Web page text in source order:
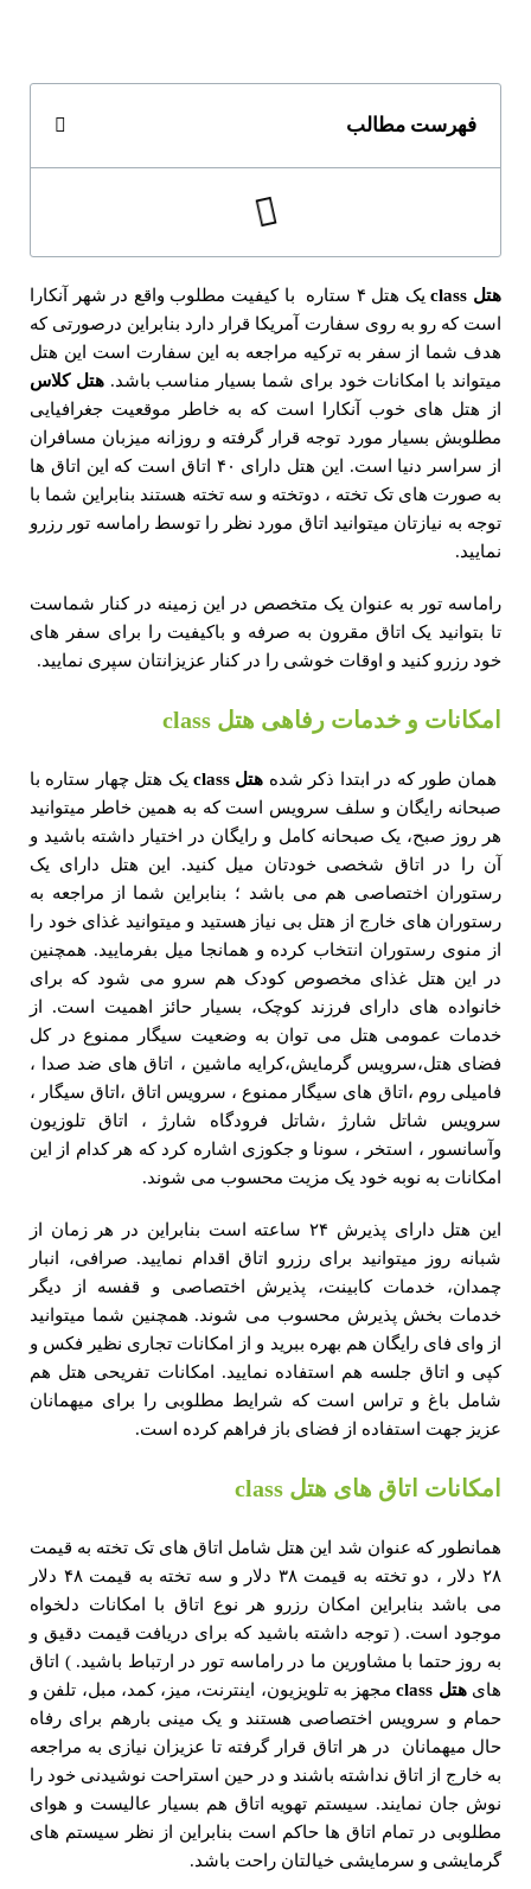
فهرست مطالب
هتل class
یک هتل ۴ ستاره ‌ با کیفیت مطلوب واقع در شهر آنکارا
است که رو به روی سفارت آمریکا قرار دارد بنابراین درصورتی که
هدف شما از سفر به ترکیه مراجعه به این سفارت است این هتل
میتواند با امکانات خود برای شما بسیار مناسب باشد.هتل کلاس
از هتل های خوب آنکارا است که به خاطر موقعیت جغرافیایی
مطلوبش بسیار مورد توجه قرار گرفته و روزانه میزبان مسافران
از سراسر دنیا است. این هتل دارای ۴۰ اتاق است که این اتاق ها
به صورت های تک تخته ، دوتخته و سه تخته هستند بنابراین شما با
توجه به نیازتان میتوانید اتاق مورد نظر را توسط راماسه تور رزرو
نمایید.
راماسه تور به عنوان یک متخصص در این زمینه در کنار شماست
تا بتوانید یک اتاق مقرون به صرفه و باکیفیت را برای سفر های
خود رزرو کنید و اوقات خوشی را در کنار عزیزانتان سپری نمایید.
امکانات و خدمات رفاهی هتل class
همان طور که در ابتدا ذکر شده هتلclass یک هتل چهار ستاره با
صبحانه رایگان و سلف سرویس است که به همین خاطر میتوانید
هر روز صبح، یک صبحانه کامل و رایگان در اختیار داشته باشید و
آن را در اتاق شخصی خودتان میل کنید. این هتل دارای یک
رستوران اختصاصی هم می باشد ؛ بنابراین شما از مراجعه به
رستوران های خارج از هتل بی نیاز هستید و میتوانید غذای خود را
از منوی رستوران انتخاب کرده و همانجا میل بفرمایید. همچنین
در این هتل غذای مخصوص کودک هم سرو می شود که برای
خانواده های دارای فرزند کوچک، بسیار حائز اهمیت است. از
خدمات عمومی هتل می توان به وضعیت سیگار ممنوع در کل
فضای هتل،سرویس گرمایش،کرایه ماشین ، اتاق های ضد صدا ،
فامیلی روم ،اتاق های سیگار ممنوع ، سرویس اتاق ،اتاق سیگار ،
سرویس شاتل شارژ ،شاتل فرودگاه شارژ ، اتاق تلوزیون
وآسانسور ، استخر ، سونا و جکوزی اشاره کرد که هر کدام از این
امکانات به نوبه خود یک مزیت محسوب می شوند.
این هتل دارای پذیرش ۲۴ ساعته است بنابراین در هر زمان از
شبانه روز میتوانید برای رزرو اتاق اقدام نمایید. صرافی، انبار
چمدان، خدمات کابینت، پذیرش اختصاصی و قفسه از دیگر
خدمات بخش پذیرش محسوب می شوند. همچنین شما میتوانید
از وای فای رایگان هم بهره ببرید و از امکانات تجاری نظیر فکس و
کپی و اتاق جلسه هم استفاده نمایید. امکانات تفریحی هتل هم
شامل باغ و تراس است که شرایط مطلوبی را برای میهمانان
عزیز جهت استفاده از فضای باز فراهم کرده است.
امکانات اتاق های هتل class
همانطور که عنوان شد این هتل شامل اتاق های تک تخته به قیمت
۲۸ دلار ، دو تخته به قیمت ۳۸ دلار و سه تخته به قیمت ۴۸ دلار
می باشد بنابراین امکان رزرو هر نوع اتاق با امکانات دلخواه
موجود است. ( توجه داشته باشید که برای دریافت قیمت دقیق و
به روز حتما با مشاورین ما در راماسه تور در ارتباط باشید. ) اتاق
هایهتل classمجهز به تلویزیون، اینترنت، میز، کمد، مبل، تلفن و
حمام و سرویس اختصاصی هستند و یک مینی بارهم برای رفاه
حال میهمانان در هر اتاق قرار گرفته تا عزیزان نیازی به مراجعه
به خارج از اتاق نداشته باشند و در حین استراحت نوشیدنی خود را
نوش جان نمایند. سیستم تهویه اتاق هم بسیار عالیست و هوای
مطلوبی در تمام اتاق ها حاکم است بنابراین از نظر سیستم های
گرمایشی و سرمایشی خیالتان راحت باشد.